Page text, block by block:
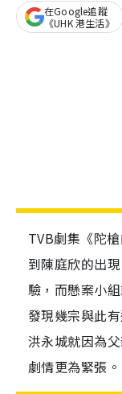
在Google追蹤
《UHK 港生活》
TVB劇集《陀
到陳庭欣的出
驗，而懸案小
發現幾宗與此
洪永城就因為
劇情更為緊張。